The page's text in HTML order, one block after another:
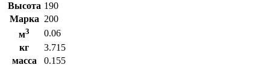
Высота 190
Марка 200
м3
0.06
кг
3.715
масса
0.155